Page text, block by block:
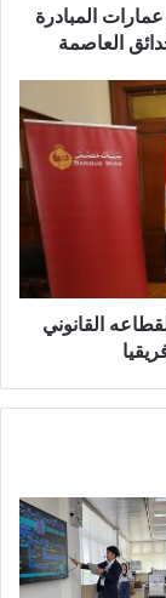
عمارات المبادرة
العاصمة
دولية لقطاعه القانوني